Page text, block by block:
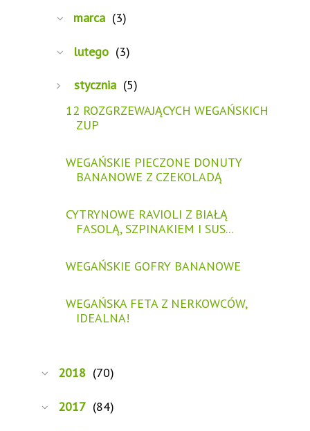
marca (3)
lutego (3)
stycznia (5)
12 ROZGRZEWAJĄCYCH WEGAŃSKICH
ZUP
WEGAŃSKIE PIECZONE DONUTY
BANANOWE Z CZEKOLADĄ
CYTRYNOWE RAVIOLI Z BIAŁĄ
FASOLĄ, SZPINAKIEM I SUS...
WEGAŃSKIE GOFRY BANANOWE
WEGAŃSKA FETA Z NERKOWCÓW,
IDEALNA!
2018 (70)
2017 (84)